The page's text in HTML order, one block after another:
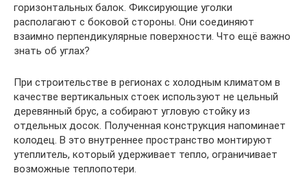
горизонтальных балок. Фиксирующие уголки
располагают с боковой стороны. Они соединяют
взаимно перпендикулярные поверхности. Что ещё важно
знать об углах?
При строительстве в регионах с холодным климатом в
качестве вертикальных стоек используют не цельный
деревянный брус, а собирают угловую стойку из
отдельных досок. Полученная конструкция напоминает
колодец. В это внутреннее пространство монтируют
утеплитель, который удерживает тепло, ограничивает
возможные теплопотери.